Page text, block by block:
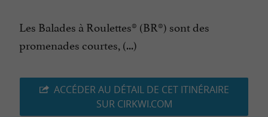
Les Balades à Roulettes® (BR®) sont des
promenades courtes, (...)
ACCÉDER AU DÉTAIL DE CET ITINÉRAIRE
SUR CIRKWI.COM